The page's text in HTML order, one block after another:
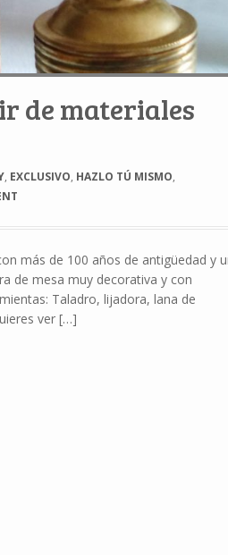
de materiales
, EXCLUSIVO, HAZLO TÚ MISMO,
más de 100 años de antigüedad y
de mesa muy decorativa y con
Taladro, lijadora, lana de
ver […]